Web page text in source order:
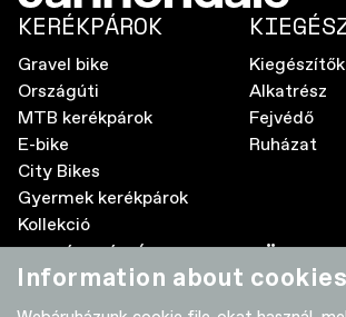
KERÉKPÁROK
Gravel bike
Országúti
MTB kerékpárok
E-bike
City Bikes
Gyermek kerékpárok
Kollekció
Kiegészítők
Alkatrész
Fejvédő
Ruházat
A MÁRKÁRÓL TÖBB
Information about cookies